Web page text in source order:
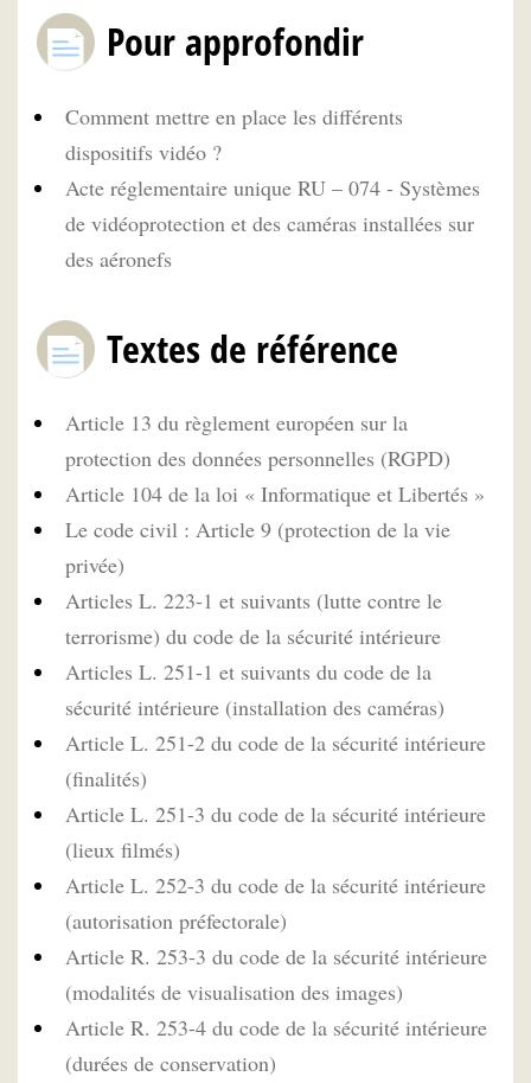
Pour approfondir
Comment mettre en place les différents
dispositifs vidéo ?
Acte réglementaire unique RU – 074 - Systèmes
de vidéoprotection et des caméras installées sur
des aéronefs
Textes de référence
Article 13 du règlement européen sur la
protection des données personnelles (RGPD)
Article 104 de la loi « Informatique et Libertés »
Le code civil : Article 9 (protection de la vie
privée)
Articles L. 223-1 et suivants (lutte contre le
terrorisme) du code de la sécurité intérieure
Articles L. 251-1 et suivants du code de la
sécurité intérieure (installation des caméras)
Article L. 251-2 du code de la sécurité intérieure
(finalités)
Article L. 251-3 du code de la sécurité intérieure
(lieux filmés)
Article L. 252-3 du code de la sécurité intérieure
(autorisation préfectorale)
Article R. 253-3 du code de la sécurité intérieure
(modalités de visualisation des images)
Article R. 253-4 du code de la sécurité intérieure
(durées de conservation)